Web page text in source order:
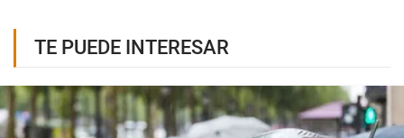
TE PUEDE INTERESAR